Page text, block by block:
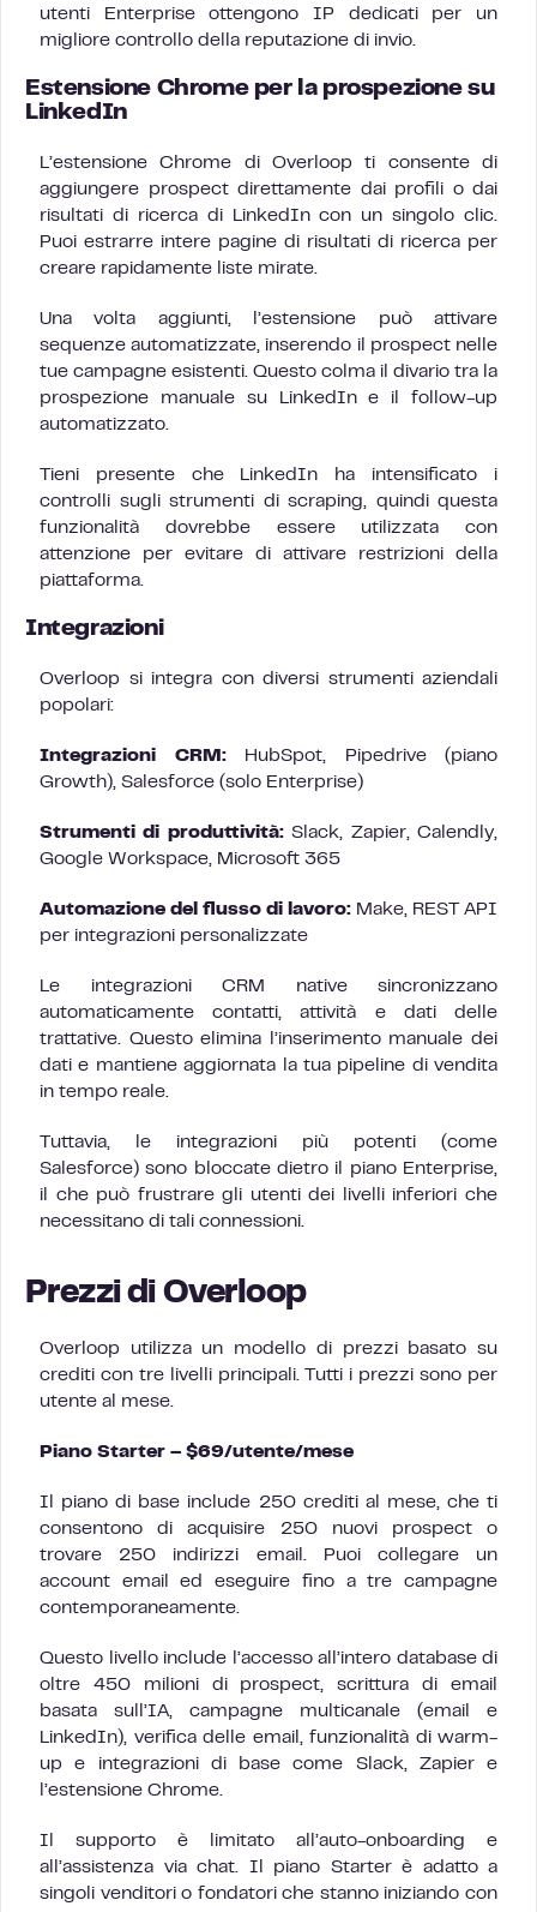
utenti Enterprise ottengono IP dedicati per un
migliore controllo della reputazione di invio.
Estensione Chrome per la prospezione su
LinkedIn
L’estensione Chrome di Overloop ti consente di
aggiungere prospect direttamente dai profili o dai
risultati di ricerca di LinkedIn con un singolo clic.
Puoi estrarre intere pagine di risultati di ricerca per
creare rapidamente liste mirate.
Una volta aggiunti, l’estensione può attivare
sequenze automatizzate, inserendo il prospect nelle
tue campagne esistenti. Questo colma il divario tra la
prospezione manuale su LinkedIn e il follow-up
automatizzato.
Tieni presente che LinkedIn ha intensificato i
controlli sugli strumenti di scraping, quindi questa
funzionalità dovrebbe essere utilizzata con
attenzione per evitare di attivare restrizioni della
piattaforma.
Integrazioni
Overloop si integra con diversi strumenti aziendali
popolari:
Integrazioni CRM:HubSpot, Pipedrive (piano
Growth), Salesforce (solo Enterprise)
Strumenti di produttività:Slack, Zapier, Calendly,
Google Workspace, Microsoft 365
Automazione del flusso di lavoro: Make, REST API
per integrazioni personalizzate
Le integrazioni CRM native sincronizzano
automaticamente contatti, attività e dati delle
trattative. Questo elimina l’inserimento manuale dei
dati e mantiene aggiornata la tua pipeline di vendita
in tempo reale.
Tuttavia, le integrazioni più potenti (come
Salesforce) sono bloccate dietro il piano Enterprise,
il che può frustrare gli utenti dei livelli inferiori che
necessitano di tali connessioni.
Prezzi di Overloop
Overloop utilizza un modello di prezzi basato su
crediti con tre livelli principali. Tutti i prezzi sono per
utente al mese.
Piano Starter – $69/utente/mese
Il piano di base include 250 crediti al mese, che ti
consentono di acquisire 250 nuovi prospect o
trovare 250 indirizzi email. Puoi collegare un
account email ed eseguire fino a tre campagne
contemporaneamente.
Questo livello include l’accesso all’intero database di
oltre 450 milioni di prospect, scrittura di email
basata sull’IA, campagne multicanale (email e
LinkedIn), verifica delle email, funzionalità di warm-
up e integrazioni di base come Slack, Zapier e
l’estensione Chrome.
Il supporto è limitato all’auto-onboarding e
all’assistenza via chat. Il piano Starter è adatto a
singoli venditori o fondatori che stanno iniziando con